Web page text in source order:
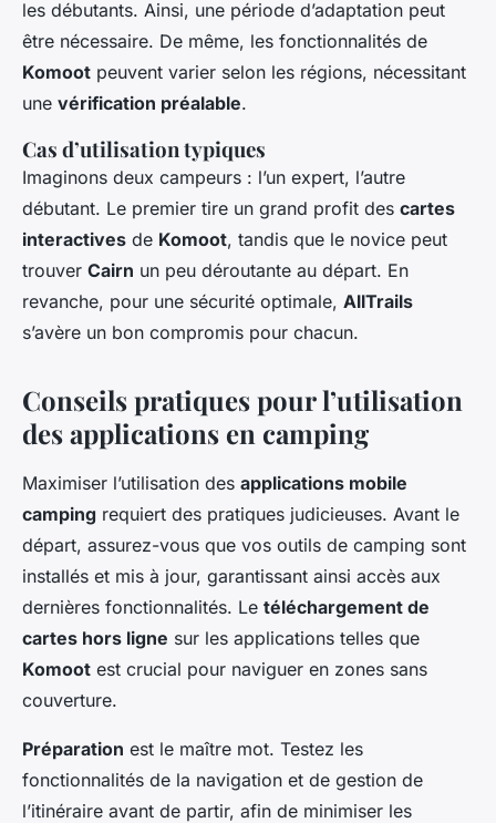
les débutants. Ainsi, une période d’adaptation peut
être nécessaire. De même, les fonctionnalités de
Komoot peuvent varier selon les régions, nécessitant
une vérification préalable.
Cas d’utilisation typiques
Imaginons deux campeurs : l’un expert, l’autre
débutant. Le premier tire un grand profit des cartes
interactives de Komoot, tandis que le novice peut
trouver Cairn un peu déroutante au départ. En
revanche, pour une sécurité optimale, AllTrails
s’avère un bon compromis pour chacun.
Conseils pratiques pour l’utilisation
des applications en camping
Maximiser l’utilisation des applications mobile
camping requiert des pratiques judicieuses. Avant le
départ, assurez-vous que vos outils de camping sont
installés et mis à jour, garantissant ainsi accès aux
dernières fonctionnalités. Le téléchargement de
cartes hors ligne sur les applications telles que
Komoot est crucial pour naviguer en zones sans
couverture.
Préparation est le maître mot. Testez les
fonctionnalités de la navigation et de gestion de
l’itinéraire avant de partir, afin de minimiser les